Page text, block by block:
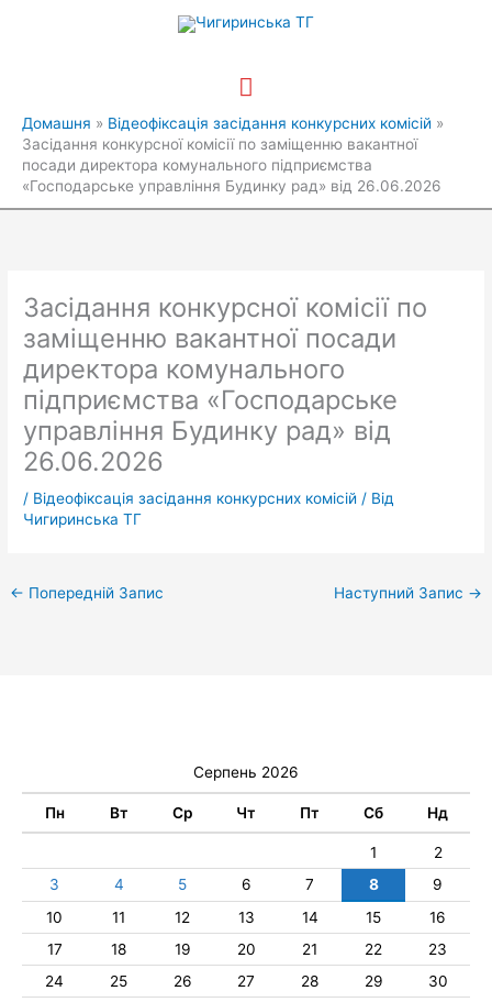
Головне
меню
Домашня
Відеофіксація засідання конкурсних комісій
Засідання конкурсної комісії по заміщенню вакантної
посади директора комунального підприємства
«Господарське управління Будинку рад» від 26.06.2026
Засідання конкурсної комісії по
заміщенню вакантної посади
директора комунального
підприємства «Господарське
управління Будинку рад» від
26.06.2026
/ Відеофіксація засідання конкурсних комісій / Від
Чигиринська ТГ
← Попередній Запис Наступний Запис →
Серпень 2026
Пн Вт Ср Чт Пт Сб Нд
1
2
3
4 5 6 7 8
9
10
11 12 13 14 15
16
17
18 19 20 21 22
23
24
25 26 27 28 29
30